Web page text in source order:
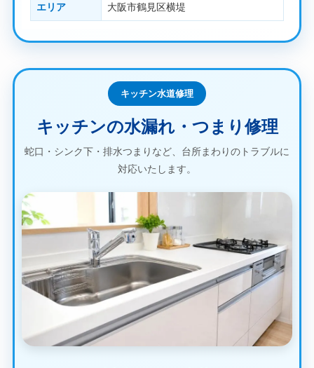
エリア 大阪市鶴見区横堤
キッチン水道修理
キッチンの水漏れ・つまり修理
蛇口・シンク下・排水つまりなど、台所まわりのトラブルに
対応いたします。